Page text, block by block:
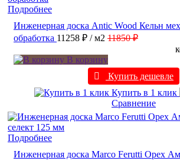
Подробнее
Инженерная доска Antic Wood Кельн
обработка 11258 ₽ / м2 11850 ₽
В корзину
Купить дешевле
Купить в 1 клик
Сравнение
Подробнее
Инженерная доска Marco Ferutti Орех